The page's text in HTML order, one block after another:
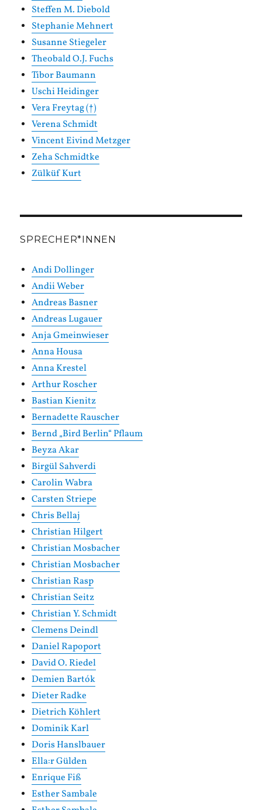
Steffen M. Diebold
Stephanie Mehnert
Susanne Stiegeler
Theobald O.J. Fuchs
Tibor Baumann
Uschi Heidinger
Vera Freytag (†)
Verena Schmidt
Vincent Eivind Metzger
Zeha Schmidtke
Zülküf Kurt
SPRECHER*INNEN
Andi Dollinger
Andii Weber
Andreas Basner
Andreas Lugauer
Anja Gmeinwieser
Anna Housa
Anna Krestel
Arthur Roscher
Bastian Kienitz
Bernadette Rauscher
Bernd „Bird Berlin“ Pflaum
Beyza Akar
Birgül Sahverdi
Carolin Wabra
Carsten Striepe
Chris Bellaj
Christian Hilgert
Christian Mosbacher
Christian Mosbacher
Christian Rasp
Christian Seitz
Christian Y. Schmidt
Clemens Deindl
Daniel Rapoport
David O. Riedel
Demien Bartók
Dieter Radke
Dietrich Köhlert
Dominik Karl
Doris Hanslbauer
Ella:r Gülden
Enrique Fiß
Esther Sambale